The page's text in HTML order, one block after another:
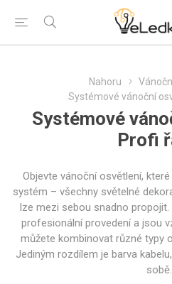
Nahoru
Systémové vánoční
Systémové
Profi
Objevte vánoční osvětlení,
systém – všechny světelné
lze mezi sebou snadno
profesionální provedení a jsou
můžete kombinovat různé typy
Jediným rozdílem je barva
sobě.